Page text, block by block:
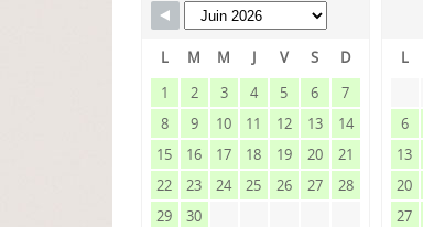
L M M J V S
D
1
2 3 4 5 6
7
8
9 10 11 12 13
14
15
16 17 18 19 20
21
22
23 24 25 26 27
28
29
30
L
6
13
20
27